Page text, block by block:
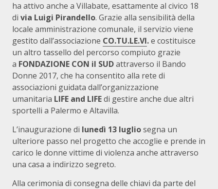
ha attivo anche a Villabate, esattamente al civico 18
di via Luigi Pirandello. Grazie alla sensibilità della
locale amministrazione comunale, il servizio viene
gestito dall’associazione CO.TU.LE.VI.e costituisce
un altro tassello del percorso compiuto grazie
a FONDAZIONE CON il SUDattraverso il Bando
Donne 2017, che ha consentito alla rete di
associazioni guidata dall’organizzazione
umanitaria LIFE and LIFEdi gestire anche due altri
sportelli a Palermo e Altavilla.
L’inaugurazione di lunedì 13 lugliosegna un
ulteriore passo nel progetto che accoglie e prende in
carico le donne vittime di violenza anche attraverso
una casa a indirizzo segreto.
Alla cerimonia di consegna delle chiavi da parte del